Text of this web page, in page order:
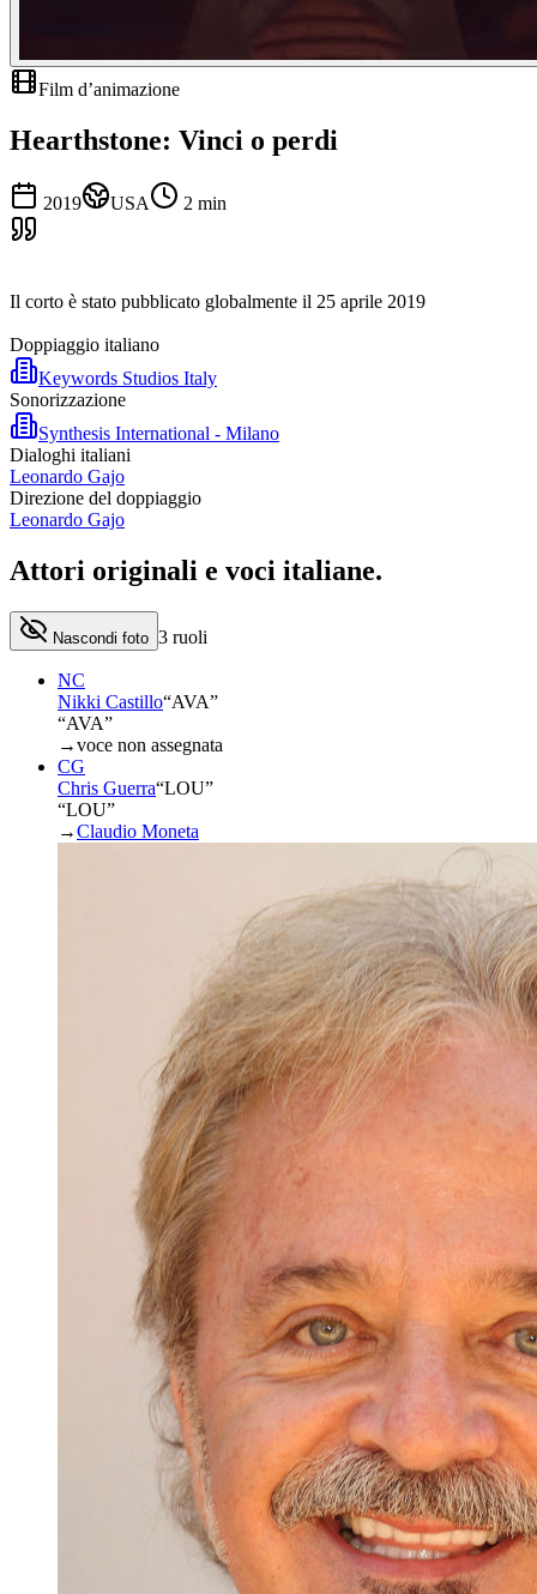
Film d’animazione
Hearthstone: Vinci o perdi
2019 USA 2 min
Il corto è stato pubblicato globalmente il 25 aprile 2019
Doppiaggio italiano
Keywords Studios Italy
Sonorizzazione
Synthesis International - Milano
Dialoghi italiani
Leonardo Gajo
Direzione del doppiaggio
Leonardo Gajo
Attori originali e voci italiane.
Nascondi foto 3 ruoli
NC
Nikki Castillo“AVA”
“AVA”
→voce non assegnata
CG
Chris Guerra“LOU”
“LOU”
→Claudio Moneta